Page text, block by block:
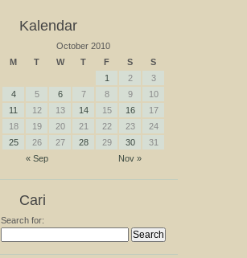
Kalendar
October 2010
M
T W T F S S
« Sep Nov »
1 2
3
4
5 6 7 8 9
10
11
12 13 14 15 16
17
18
19 20 21 22 23
24
25
26 27 28 29 30 31
Cari
Search for: